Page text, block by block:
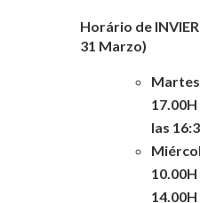
Horário de
31 Marzo)
las
10.00H
14.00H